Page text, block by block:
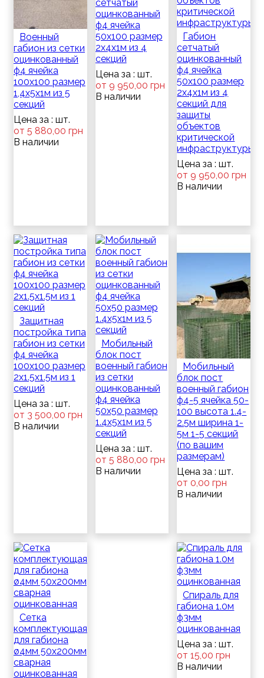
Военный
габион из сетки
оцинкованный
ф4 ячейка
100х100 размер
1,4х5х1м из 5
секций
Цена за : шт.
от 5 880,00 грн
В наличии
сетчатый
оцинкованный
ф4 ячейка
50х100 размер
2х4х1м из 4
секций
Цена за : шт.
от 9 950,00 грн
В наличии
Габион
сетчатый
оцинкованный
ф4 ячейка
50х100 размер
2х4х1м из 4
секций для
защиты
объектов
критической
инфраструктуры
Цена за : шт.
от 9 950,00 грн
В наличии
Защитная
постройка типа
габион из сетки
ф4 ячейка
100х100 размер
2х1.5х1.5м из 1
секций
Цена за : шт.
от 3 500,00 грн
В наличии
Мобильный
блок пост
военный габион
из сетки
оцинкованный
ф4 ячейка
50х50 размер
1.4х5х1м из 5
секций
Цена за : шт.
от 5 880,00 грн
В наличии
Мобильный
блок пост
военный габион
ф4-5 ячейка 50-
100 высота 1.4-
2.5м ширина 1-
5м 1-5 секций
(по вашим
размерам)
Цена за : шт.
от 0,00 грн
В наличии
Сетка
комплектующая
для габиона
ø4мм 50х200мм
сварная
оцинкованная
Спираль для
габиона 1.0м
ф3мм
оцинкованная
Цена за : шт.
от 15,00 грн
В наличии